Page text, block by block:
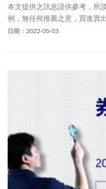
本文提供之訊息謹供參考，所
例，無任何推薦之意，買進賣
供訂閱戶本人使用，非經授權
日期：2022-05-03